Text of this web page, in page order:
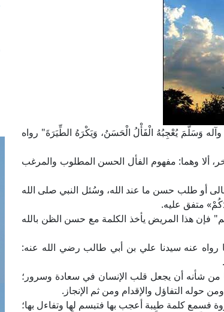
وَسَلَّمَ يُعْجِبُهُ الْفَأْلُ الْحَسَنُ، وَيَكْرَهُ الطِّيَرَةَ" رواه
ألا وهما: مفهوم الفأل الحسن المطلوب والمرغب
أو طلب حسن ما عند الله، وسُئل النبي صلى الله
متفق عليه.
فإن هذا المريض يأخذ الكلمة مع حسن الظن بالله
رواه عنه سيدنا علي بن أبي طالب رضي الله عنه:
شأنه أن يجعل قلب الإنسان في سعادة وسرور؛
حوله التفاؤل والإقدام ومن ثم الإنجاز.
فسمع كلمة طيبة أعجب بها فتبسم لها وتفاءل بها؛